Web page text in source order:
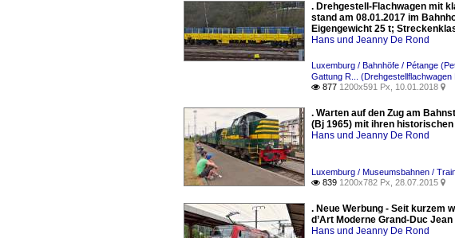
. Drehgestell-Flachwagen mit
stand am 08.01.2017 im
Eigengewicht 25 t;
Hans und Jeanny De Rond
Luxemburg / Bahnhöfe / Pétange
Gattung R... (Drehgestellflachwagen
 877 1200x591 Px, 10.01.2018 
. Warten auf den Zug am
(Bj 1965) mit ihren
Hans und Jeanny De Rond
Luxemburg / Museumsbahnen /
 839 1200x782 Px, 28.07.2015 
. Neue Werbung - Seit kurzem
d’Art Moderne Grand-Duc
Hans und Jeanny De Rond